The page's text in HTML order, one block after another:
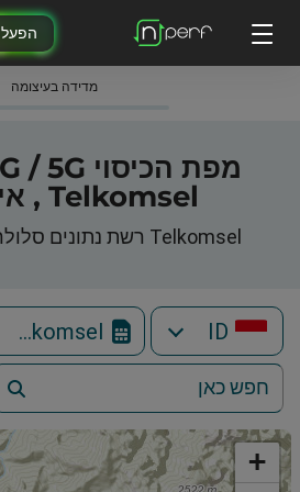
הפעל
מדידה בעיצומה
Telkomsel , אינדונזיה
Telkomsel רשת נתונים סלולרית ב- , אינדונזיה
ID
Telkomsel
+